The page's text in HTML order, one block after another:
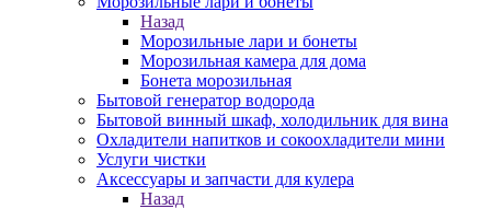
Назад
Морозильные лари и бонеты
Морозильная камера для дома
Бонета морозильная
Бытовой генератор водорода
Бытовой винный шкаф, холодильник для вина
Охладители напитков и сокоохладители мини
Услуги чистки
Аксессуары и запчасти для кулера
Назад